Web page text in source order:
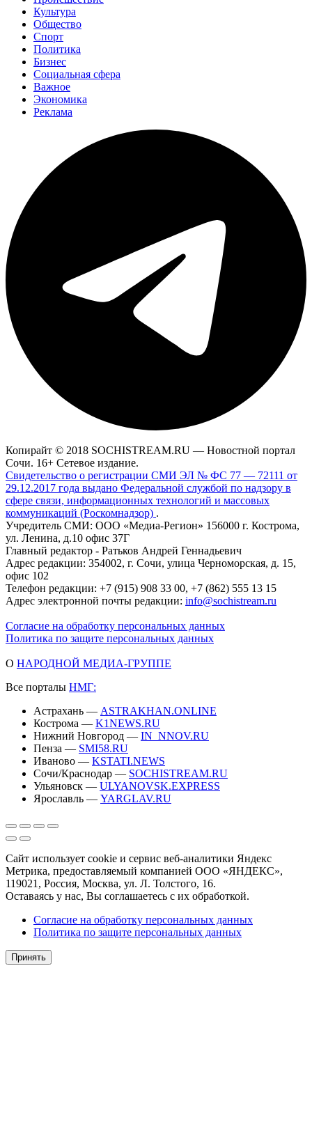
Культура
Общество
Спорт
Политика
Бизнес
Социальная сфера
Важное
Экономика
Реклама
Копирайт © 2018 SOCHISTREAM.RU — Новостной портал
Сочи. 16+ Сетевое издание.
Свидетельство о регистрации СМИ ЭЛ № ФС 77 — 72111 от
29.12.2017 года выдано Федеральной службой по надзору в
сфере связи, информационных технологий и массовых
коммуникаций (Роскомнадзор) .
Учредитель СМИ: ООО «Медиа-Регион» 156000 г. Кострома,
ул. Ленина, д.10 офис 37Г
Главный редактор - Ратьков Андрей Геннадьевич
Адрес редакции: 354002, г. Сочи, улица Черноморская, д. 15,
офис 102
Телефон редакции: +7 (915) 908 33 00, +7 (862) 555 13 15
Адрес электронной почты редакции: info@sochistream.ru
Согласие на обработку персональных данных
Политика по защите персональных данных
О НАРОДНОЙ МЕДИА-ГРУППЕ
Все порталы НМГ:
Астрахань — ASTRAKHAN.ONLINE
Кострома — K1NEWS.RU
Нижний Новгород — IN_NNOV.RU
Пенза — SMI58.RU
Иваново — KSTATI.NEWS
Сочи/Краснодар — SOCHISTREAM.RU
Ульяновск — ULYANOVSK.EXPRESS
Ярославль — YARGLAV.RU
Сайт использует cookie и сервис веб-аналитики Яндекс
Метрика, предоставляемый компанией ООО «ЯНДЕКС»,
119021, Россия, Москва, ул. Л. Толстого, 16.
Оставаясь у нас, Вы соглашаетесь с их обработкой.
Согласие на обработку персональных данных
Политика по защите персональных данных
Принять